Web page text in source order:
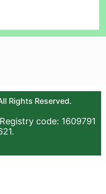
Rights Reserved.
code: 1609791